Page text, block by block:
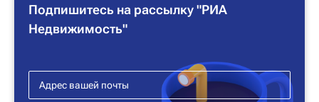
Подпишитесь на рассылку "РИА
Недвижимость"